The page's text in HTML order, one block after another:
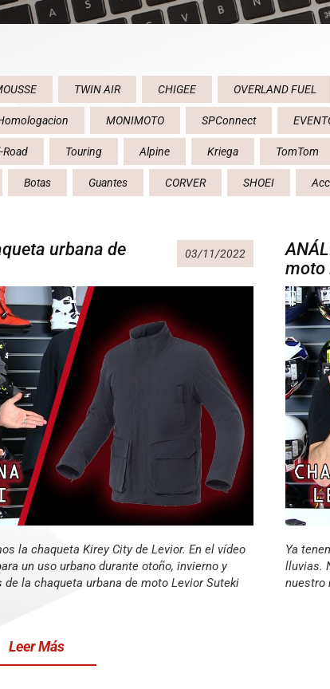
TWIN AIR CHIGEE OVERLAND FUEL
MONIMOTO SPConnect
Road Touring Alpine Kriega TomTom
Botas Guantes CORVER SHOEI
urbana de
03/11/2022
la chaqueta Kirey City de Levior. En el vídeo
un uso urbano durante otoño, invierno y
la chaqueta urbana de moto Levior Suteki
Leer Más
moto
Ya
lluvias.
nuestro